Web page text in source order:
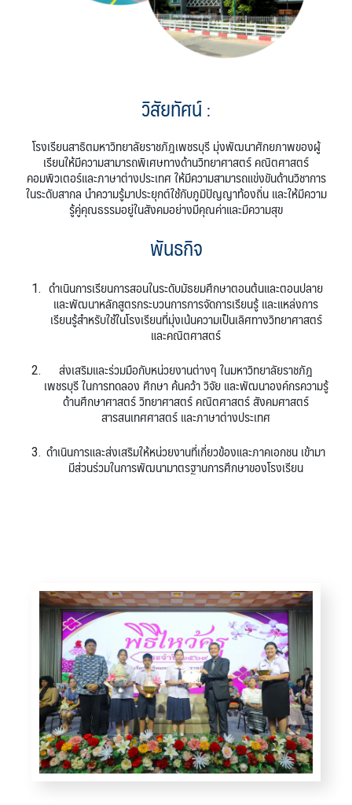
วิสัยทัศน์ :
โรงเรียนสาธิตมหาวิทยาลัยราชภัฎเพชรบุรี มุ่งพัฒนาศักยภาพของผู้
เรียนให้มีความสามารถพิเศษทางด้านวิทยาศาสตร์ คณิตศาสตร์
คอมพิวเตอร์และภาษาต่างประเทศ ให้มีความสามารถแข่งขันด้านวิชาการ
ในระดับสากล นำความรู้มาประยุกต์ใช้กับภูมิปัญญาท้องถิ่น และให้มีความ
รู้คู่คุณธรรมอยู่ในสังคมอย่างมีคุณค่าและมีความสุข
พันธกิจ
ดำเนินการเรียนการสอนในระดับมัธยมศึกษาตอนต้นและตอนปลาย
และพัฒนาหลักสูตรกระบวนการการจัดการเรียนรู้ และแหล่งการ
เรียนรู้สำหรับใช้ในโรงเรียนที่มุ่งเน้นความเป็นเลิศทางวิทยาศาสตร์
และคณิตศาสตร์
ส่งเสริมและร่วมมือกับหน่วยงานต่างๆ ในมหาวิทยาลัยราชภัฎ
เพชรบุรี ในการทดลอง ศึกษา ค้นคว้า วิจัย และพัฒนาองค์กรความรู้
ด้านศึกษาศาสตร์ วิทยาศาสตร์ คณิตศาสตร์ สังคมศาสตร์
สารสนเทศศาสตร์ และภาษาต่างประเทศ
ดำเนินการและส่งเสริมให้หน่วยงานที่เกี่ยวข้องและภาคเอกชน เข้ามา
มีส่วนร่วมในการพัฒนามาตรฐานการศึกษาของโรงเรียน